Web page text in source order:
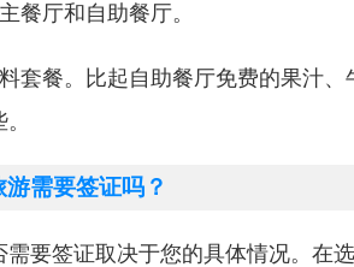
餐厅和自助餐厅。
套餐。比起自助餐厅免费的果汁
需要签证吗？
需要签证取决于您的具体情况。在